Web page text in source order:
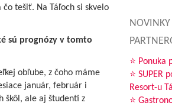
tešiť. Na Táľoch si skvelo
sú prognózy v tomto
obľube, z čoho máme
január, február i
škôl, ale aj študenti z
⭐ Ponuka
⭐ SUPER
Resort-u
⭐